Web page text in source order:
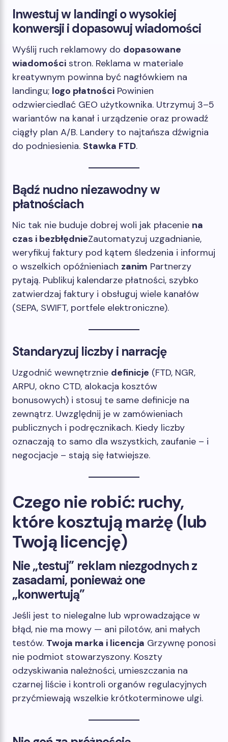
Inwestuj w landingi o wysokiej
konwersji i dopasowuj wiadomości
Wyślij ruch reklamowy do dopasowane
wiadomości stron. Reklama w materiale
kreatywnym powinna być nagłówkiem na
landingu; logo płatności Powinien
odzwierciedlać GEO użytkownika. Utrzymuj 3–5
wariantów na kanał i urządzenie oraz prowadź
ciągły plan A/B. Landery to najtańsza dźwignia
do podniesienia. Stawka FTD.
Bądź nudno niezawodny w
płatnościach
Nic tak nie buduje dobrej woli jak płacenie na
czas i bezbłędnieZautomatyzuj uzgadnianie,
weryfikuj faktury pod kątem śledzenia i informuj
o wszelkich opóźnieniach zanim Partnerzy
pytają. Publikuj kalendarze płatności, szybko
zatwierdzaj faktury i obsługuj wiele kanałów
(SEPA, SWIFT, portfele elektroniczne).
Standaryzuj liczby i narrację
Uzgodnić wewnętrznie definicje (FTD, NGR,
ARPU, okno CTD, alokacja kosztów
bonusowych) i stosuj te same definicje na
zewnątrz. Uwzględnij je w zamówieniach
publicznych i podręcznikach. Kiedy liczby
oznaczają to samo dla wszystkich, zaufanie – i
negocjacje – stają się łatwiejsze.
Czego nie robić: ruchy,
które kosztują marżę (lub
Twoją licencję)
Nie „testuj” reklam niezgodnych z
zasadami, ponieważ one
„konwertują”
Jeśli jest to nielegalne lub wprowadzające w
błąd, nie ma mowy — ani pilotów, ani małych
testów. Twoja marka i licencja Grzywnę ponosi
nie podmiot stowarzyszony. Koszty
odzyskiwania należności, umieszczania na
czarnej liście i kontroli organów regulacyjnych
przyćmiewają wszelkie krótkoterminowe ulgi.